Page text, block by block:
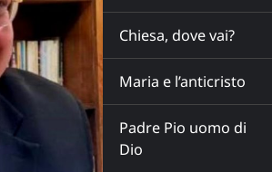
Chiesa, dove vai?
Maria e l’anticristo
Padre Pio uomo di
Dio